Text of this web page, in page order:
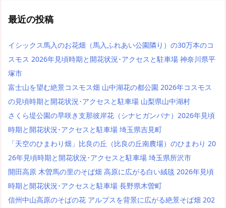
最近の投稿
イシックス馬入のお花畑（馬入ふれあい公園隣り）の30万本のコ
スモス 2026年見頃時期と開花状況･アクセスと駐車場 神奈川県平
塚市
富士山を望む絶景コスモス畑 山中湖花の都公園 2026年コスモス
の見頃時期と開花状況･アクセスと駐車場 山梨県山中湖村
さくら堤公園の早咲き支那彼岸花（シナヒガンバナ）2026年見頃
時期と開花状況･アクセスと駐車場 埼玉県吉見町
「天空のひまわり畑」比良の丘（比良の丘南農場）のひまわり 20
26年見頃時期と開花状況･アクセスと駐車場 埼玉県所沢市
開田高原 木曽馬の里のそば畑 高原に広がる白い絨毯 2026年見頃
時期と開花状況･アクセスと駐車場 長野県木曽町
信州中山高原のそばの花 アルプスを背景に広がる絶景そば畑 202